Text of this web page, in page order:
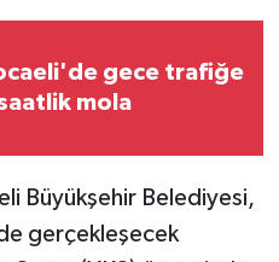
gece trafiğe
mola
Büyükşehir Belediyesi,
gerçekleşecek